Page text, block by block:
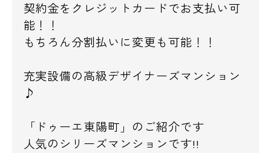
契約金をクレジットカードでお支払い可
能！！
もちろん分割払いに変更も可能！！
充実設備の高級デザイナーズマンション
♪
「ドゥーエ東陽町」のご紹介です
人気のシリーズマンションです!!